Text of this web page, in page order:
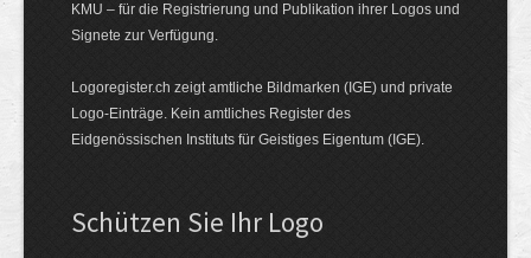
KMU – für die Registrierung und Publikation ihrer Logos und
Signete zur Verfügung.
Logoregister.ch zeigt amtliche Bildmarken (IGE) und private
Logo-Einträge. Kein amtliches Register des
Eidgenössischen Instituts für Geistiges Eigentum (IGE).
Schützen Sie Ihr Logo